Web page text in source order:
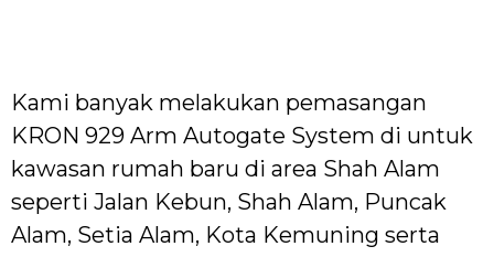
Kami banyak melakukan pemasangan
KRON 929 Arm Autogate System di untuk
kawasan rumah baru di area Shah Alam
seperti Jalan Kebun, Shah Alam, Puncak
Alam, Setia Alam, Kota Kemuning serta